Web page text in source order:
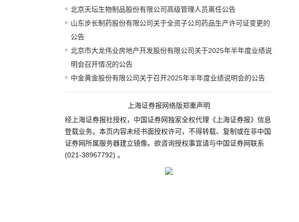
北京天坛生物制品股份有限公司高级管理人员离任公告
山东步长制药股份有限公司关于全资子公司药品生产许可证变更的
公告
北京市大龙伟业房地产开发股份有限公司关于2025年半年度业绩说
明会召开情况的公告
中金黄金股份有限公司关于召开2025年半年度业绩说明会的公告
上海证券报网络版郑重声明
经上海证券报社授权，中国证券网独家全权代理《上海证券报》信息
登载业务。本页内容未经书面授权许可，不得转载、复制或在非中国
证券网所属服务器建立镜像。欲咨询授权事宜请与中国证券网联系
(021-38967792) 。